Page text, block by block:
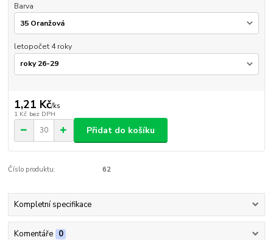
Barva
letopočet 4 roky
1,21 Kč/ks
1 Kč bez DPH
Přidat do košíku
Číslo produktu: 62
Kompletní specifikace
Komentáře 0